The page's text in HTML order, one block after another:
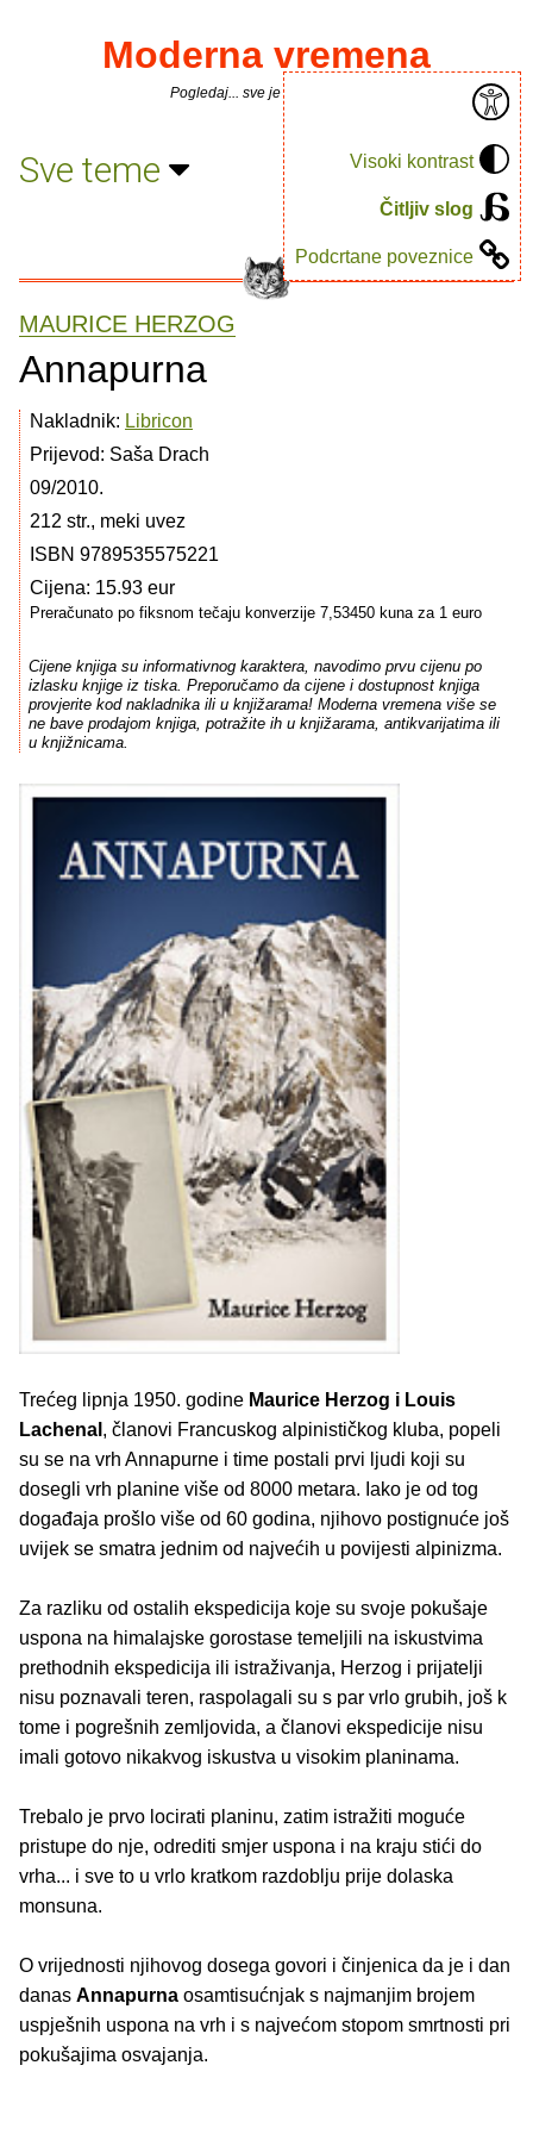
Visoki kontrast
Čitljiv slog
Podcrtane poveznice
Moderna vremena
Pogledaj... sve je puno knjiga.
Sve teme
MAURICE HERZOG
Annapurna
Nakladnik: Libricon
Prijevod: Saša Drach
09/2010.
212 str., meki uvez
ISBN 9789535575221
Cijena: 15.93 eur
Preračunato po fiksnom tečaju konverzije 7,53450 kuna za 1 euro
Cijene knjiga su informativnog karaktera, navodimo prvu cijenu po
izlasku knjige iz tiska. Preporučamo da cijene i dostupnost knjiga
provjerite kod nakladnika ili u knjižarama! Moderna vremena više se
ne bave prodajom knjiga, potražite ih u knjižarama, antikvarijatima ili
u knjižnicama.
Trećeg lipnja 1950. godine Maurice Herzog i Louis
Lachenal , članovi Francuskog alpinističkog kluba, popeli
su se na vrh Annapurne i time postali prvi ljudi koji su
dosegli vrh planine više od 8000 metara. Iako je od tog
događaja prošlo više od 60 godina, njihovo postignuće još
uvijek se smatra jednim od najvećih u povijesti alpinizma.
Za razliku od ostalih ekspedicija koje su svoje pokušaje
uspona na himalajske gorostase temeljili na iskustvima
prethodnih ekspedicija ili istraživanja, Herzog i prijatelji
nisu poznavali teren, raspolagali su s par vrlo grubih, još k
tome i pogrešnih zemljovida, a članovi ekspedicije nisu
imali gotovo nikakvog iskustva u visokim planinama.
Trebalo je prvo locirati planinu, zatim istražiti moguće
pristupe do nje, odrediti smjer uspona i na kraju stići do
vrha... i sve to u vrlo kratkom razdoblju prije dolaska
monsuna.
O vrijednosti njihovog dosega govori i činjenica da je i dan
danas Annapurna osamtisućnjak s najmanjim brojem
uspješnih uspona na vrh i s najvećom stopom smrtnosti pri
pokušajima osvajanja.